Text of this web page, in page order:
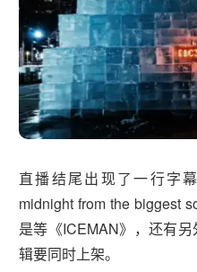
直播结尾出现了一行字
midnight from the biggest
是等《ICEMAN》，还有
辑要同时上架。